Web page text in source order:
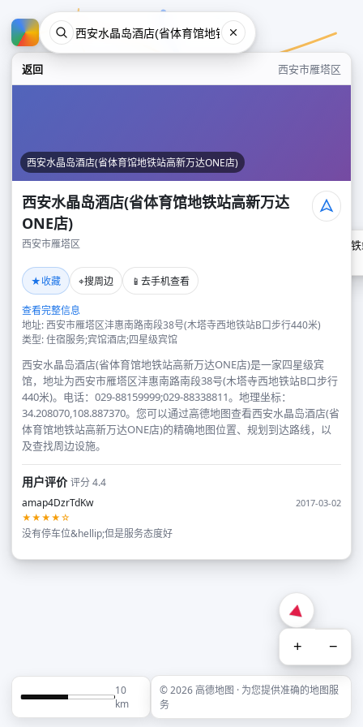
返回 西安市雁塔区
西安水晶岛酒店(省体育馆地铁站高新万达ONE店)
西安水晶岛酒店(省体育馆地铁站高新万达
ONE店)
西安市雁塔区
★收藏 ⌖搜周边 📱 去手机查看
查看完整信息
地址: 西安市雁塔区沣惠南路南段38号(木塔寺西地铁站B口步行440米)
类型: 住宿服务;宾馆酒店;四星级宾馆
西安水晶岛酒店(省体育馆地铁站高新万达ONE店)是一家四星级宾
馆，地址为西安市雁塔区沣惠南路南段38号(木塔寺西地铁站B口步行
440米)。电话：029-88159999;029-88338811。地理坐标：
34.208070,108.887370。您可以通过高德地图查看西安水晶岛酒店(省
体育馆地铁站高新万达ONE店)的精确地图位置、规划到达路线，以
及查找周边设施。
用户评价评分 4.4
amap4DzrTdKw
2017-03-02
★★★★☆
没有停车位&hellip;但是服务态度好
西安水晶岛酒店(省体育馆地
+ −
10
km
© 2026 高德地图 · 为您提供准确的地图服
务